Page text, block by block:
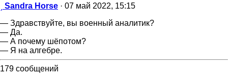
Сообщение
Sandra Horse · 07 май 2022, 15:15
— Здравствуйте, вы военный аналитик?
— Да.
— А почему шёпотом?
— Я на алгебре.
179 сообщений